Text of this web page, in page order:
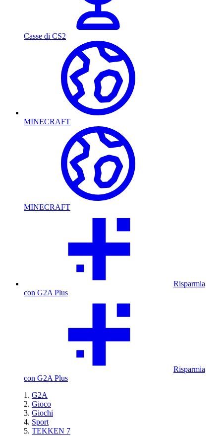
Casse di CS2
MINECRAFT
MINECRAFT
Risparmia
con G2A Plus
Risparmia
con G2A Plus
G2A
Gioco
Giochi
Sport
TEKKEN 7